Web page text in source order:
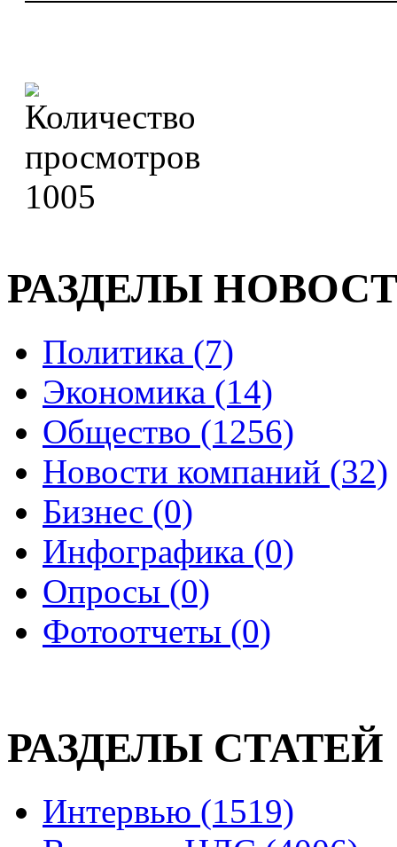
1005
РАЗДЕЛЫ
Политика (7)
Экономика (14)
Общество (1256)
Новости компаний (32)
Бизнес (0)
Инфографика (0)
Опросы (0)
Фотоотчеты (0)
РАЗДЕЛЫ СТАТЕЙ
Интервью (1519)